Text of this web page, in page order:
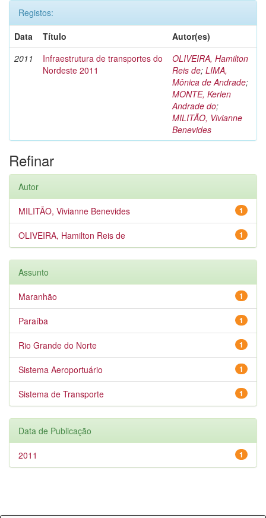
Registos:
Data
Título
Autor(es)
2011
Infraestrutura de transportes do
Nordeste 2011
OLIVEIRA, Hamilton
Reis de; LIMA,
Mônica de Andrade;
MONTE, Kerlen
Andrade do;
MILITÃO, Vivianne
Benevides
Refinar
Autor
1
MILITÃO, Vivianne Benevides
1
OLIVEIRA, Hamilton Reis de
Assunto
1
Maranhão
1
Paraíba
1
Rio Grande do Norte
1
Sistema Aeroportuário
1
Sistema de Transporte
Data de Publicação
1
2011